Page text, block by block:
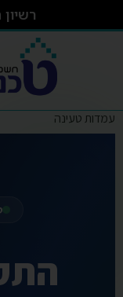
רשיון
עמדות טעינה